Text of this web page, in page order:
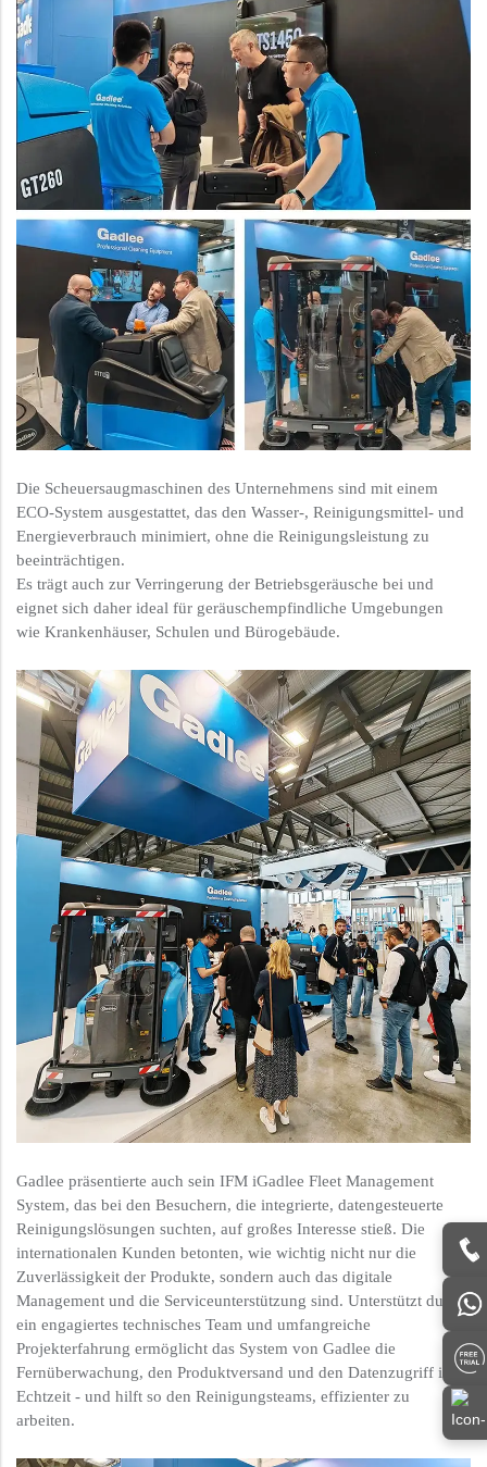
Die Scheuersaugmaschinen des Unternehmens sind mit einem
ECO-System ausgestattet, das den Wasser-, Reinigungsmittel- und
Energieverbrauch minimiert, ohne die Reinigungsleistung zu
beeinträchtigen.
Es trägt auch zur Verringerung der Betriebsgeräusche bei und
eignet sich daher ideal für geräuschempfindliche Umgebungen
wie Krankenhäuser, Schulen und Bürogebäude.
Gadlee präsentierte auch sein IFM iGadlee Fleet Management
System, das bei den Besuchern, die integrierte, datengesteuerte
Reinigungslösungen suchten, auf großes Interesse stieß. Die
internationalen Kunden betonten, wie wichtig nicht nur die
Zuverlässigkeit der Produkte, sondern auch das digitale
Management und die Serviceunterstützung sind. Unterstützt durch
ein engagiertes technisches Team und umfangreiche
Projekterfahrung ermöglicht das System von Gadlee die
Fernüberwachung, den Produktversand und den Datenzugriff in
Echtzeit - und hilft so den Reinigungsteams, effizienter zu
arbeiten.